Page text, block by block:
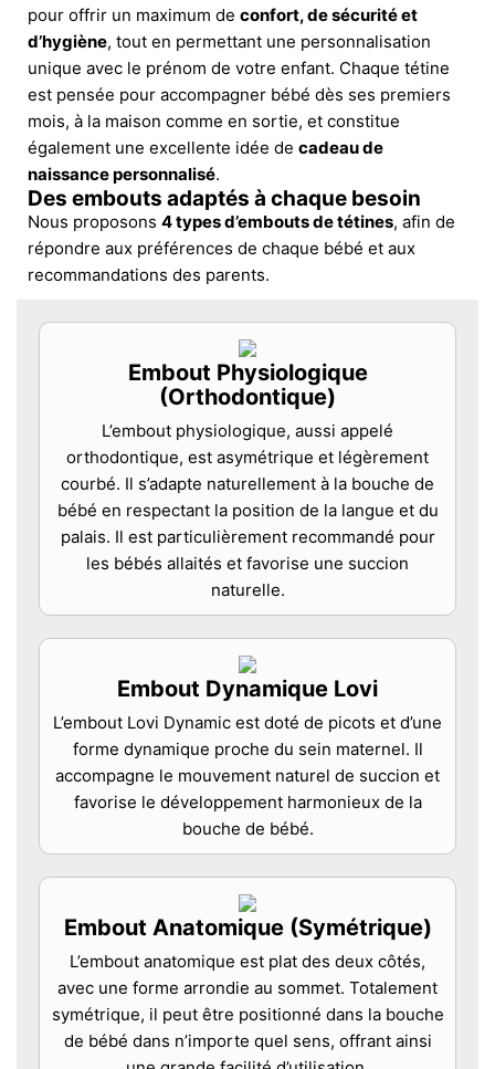
pour offrir un maximum de confort, de sécurité et
d’hygiène, tout en permettant une personnalisation
unique avec le prénom de votre enfant. Chaque tétine
est pensée pour accompagner bébé dès ses premiers
mois, à la maison comme en sortie, et constitue
également une excellente idée de cadeau de
naissance personnalisé.
Des embouts adaptés à chaque besoin
Nous proposons 4 types d’embouts de tétines, afin de
répondre aux préférences de chaque bébé et aux
recommandations des parents.
Embout Physiologique
(Orthodontique)
L’embout physiologique, aussi appelé
orthodontique, est asymétrique et légèrement
courbé. Il s’adapte naturellement à la bouche de
bébé en respectant la position de la langue et du
palais. Il est particulièrement recommandé pour
les bébés allaités et favorise une succion
naturelle.
Embout Dynamique Lovi
L’embout Lovi Dynamic est doté de picots et d’une
forme dynamique proche du sein maternel. Il
accompagne le mouvement naturel de succion et
favorise le développement harmonieux de la
bouche de bébé.
Embout Anatomique (Symétrique)
L’embout anatomique est plat des deux côtés,
avec une forme arrondie au sommet. Totalement
symétrique, il peut être positionné dans la bouche
de bébé dans n’importe quel sens, offrant ainsi